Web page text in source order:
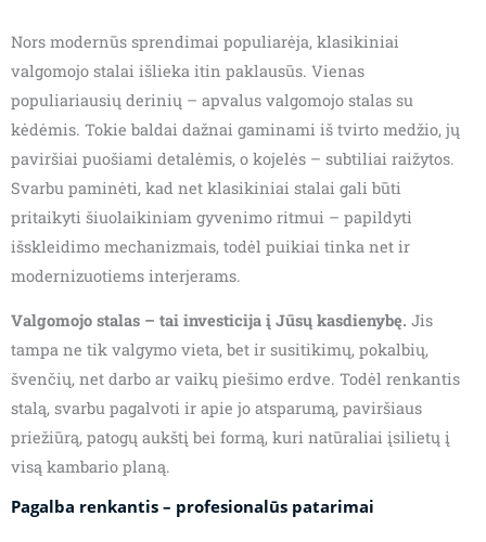
Nors modernūs sprendimai populiarėja, klasikiniai
valgomojo stalai išlieka itin paklausūs. Vienas
populiariausių derinių – apvalus valgomojo stalas su
kėdėmis. Tokie baldai dažnai gaminami iš tvirto medžio, jų
paviršiai puošiami detalėmis, o kojelės – subtiliai raižytos.
Svarbu paminėti, kad net klasikiniai stalai gali būti
pritaikyti šiuolaikiniam gyvenimo ritmui – papildyti
išskleidimo mechanizmais, todėl puikiai tinka net ir
modernizuotiems interjerams.
Valgomojo stalas – tai investicija į Jūsų kasdienybę. Jis
tampa ne tik valgymo vieta, bet ir susitikimų, pokalbių,
švenčių, net darbo ar vaikų piešimo erdve. Todėl renkantis
stalą, svarbu pagalvoti ir apie jo atsparumą, paviršiaus
priežiūrą, patogų aukštį bei formą, kuri natūraliai įsilietų į
visą kambario planą.
Pagalba renkantis – profesionalūs patarimai